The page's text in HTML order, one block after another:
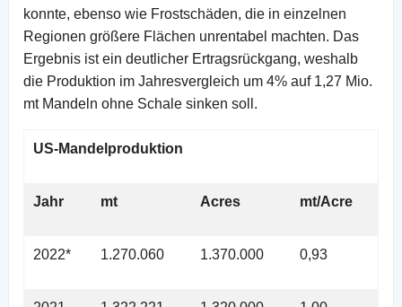
konnte, ebenso wie Frostschäden, die in einzelnen
Regionen größere Flächen unrentabel machten. Das
Ergebnis ist ein deutlicher Ertragsrückgang, weshalb
die Produktion im Jahresvergleich um 4% auf 1,27 Mio.
mt Mandeln ohne Schale sinken soll.
US-Mandelproduktion
Jahr mt Acres mt/Acre
2022* 1.270.060 1.370.000 0,93